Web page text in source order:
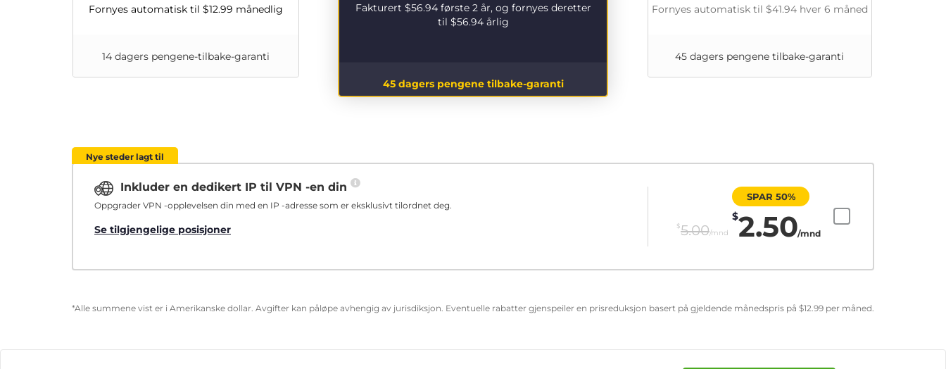
Fakturert $56.94første 2 år, og fornyes deretter
til $56.94årlig
45 dagers pengene tilbake-garanti
Fornyes automatisk til $41.94hver 6 måned
45 dagers pengene tilbake-garanti
Fornyes automatisk til $12.99 månedlig
14 dagers pengene-tilbake-garanti
Nye steder lagt til
Inkluder en dedikert IP til VPN -en din
Oppgrader VPN -opplevelsen din med en IP -adresse som er eksklusivt tilordnet deg.
Se tilgjengelige posisjoner $5.00/mnd
SPAR 50%
$2.50/mnd
*Alle summene vist er i Amerikanske dollar. Avgifter kan påløpe avhengig av jurisdiksjon. Eventuelle rabatter gjenspeiler en prisreduksjon basert på gjeldende månedspris på $12.99 per måned.